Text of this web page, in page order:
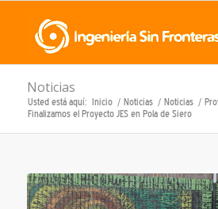
Noticias
Usted está aquí: Inicio / Noticias / Noticias /
Finalizamos el Proyecto JES en Pola de Siero